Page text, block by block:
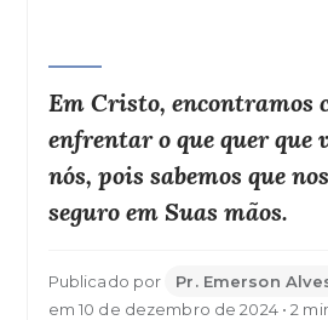
Em Cristo, encontramos
enfrentar o que quer que
nós, pois sabemos que
seguro em Suas mãos.
Publicado por
Pr. Emerson
em 10 de dezembro de 2024 • 2